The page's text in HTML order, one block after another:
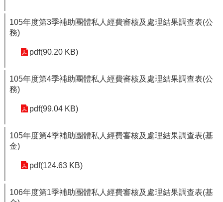
105年度第3季補助團體私人經費審核及處理結果調查表(公
務)
pdf(90.20 KB)
105年度第4季補助團體私人經費審核及處理結果調查表(公
務)
pdf(99.04 KB)
105年度第4季補助團體私人經費審核及處理結果調查表(基
金)
pdf(124.63 KB)
106年度第1季補助團體私人經費審核及處理結果調查表(基